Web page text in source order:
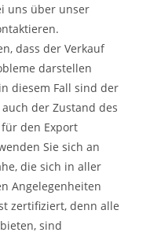
uns über unser
dass der Verkauf
darstellen
diesem Fall sind der
der Zustand des
den Export
Sie sich an
die sich in aller
Angelegenheiten
zertifiziert, denn alle
sind